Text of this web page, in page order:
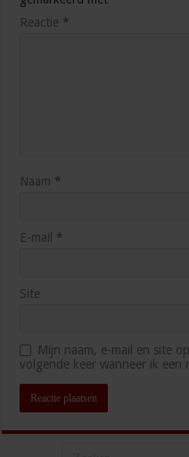
Reactie *
Naam *
E-mail *
Site
Mijn naam, e-mail en site
volgende keer wanneer ik een